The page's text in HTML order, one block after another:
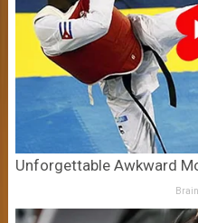
Unforgettable Awkward